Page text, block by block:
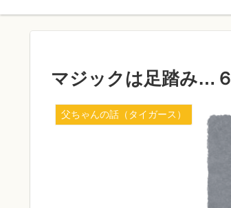
マジックは足踏み…
父ちゃんの話（タイガース）